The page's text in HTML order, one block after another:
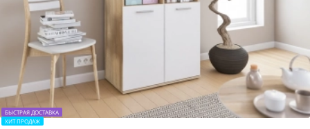
БЫСТРАЯ ДОСТАВКА
ХИТ ПРОДАЖ